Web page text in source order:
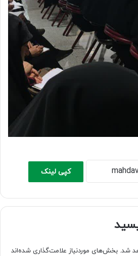
کپی لینک
شد. بخش‌های موردنیاز علامت‌گذاری شده‌اند